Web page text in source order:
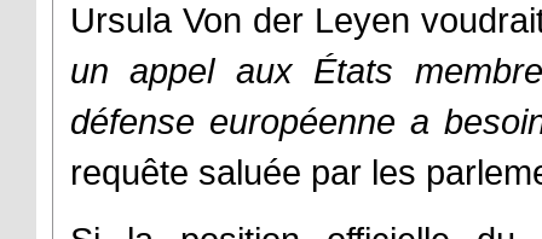
Ursula Von der Leyen
un appel aux États
défense européenne a
requête saluée par les